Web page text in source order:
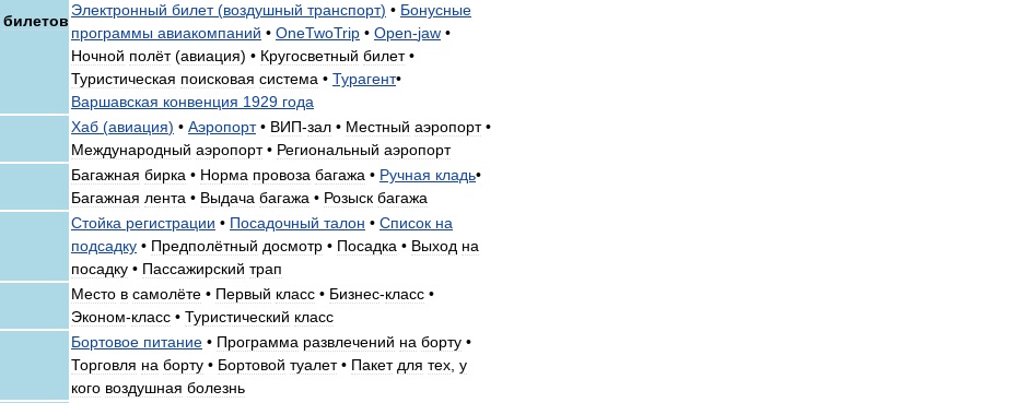
билетов
Электронный билет(воздушный транспорт) • Бонусные
программы авиакомпаний • OneTwoTrip • Open-jaw •
Ночной полёт(авиация) • Кругосветный билет•
Туристическая поисковая система • Турагент•
Варшавская конвенция 1929 года
Хаб (авиация) • Аэропорт• ВИП-зал • Местный аэропорт•
Международный аэропорт• Региональный аэропорт
Багажная бирка • Норма провоза багажа • Ручная кладь•
Багажная лента • Выдача багажа • Розыск багажа
Стойка регистрации • Посадочный талон • Список на
подсадку • Предполётный досмотр • Посадка • Выход на
посадку • Пассажирский трап
Место в самолёте • Первый класс • Бизнес-класс •
Эконом-класс • Туристический класс
Бортовое питание • Программа развлечений на борту •
Торговля на борту • Бортовой туалет• Пакет для тех у
кого воздушная болезнь